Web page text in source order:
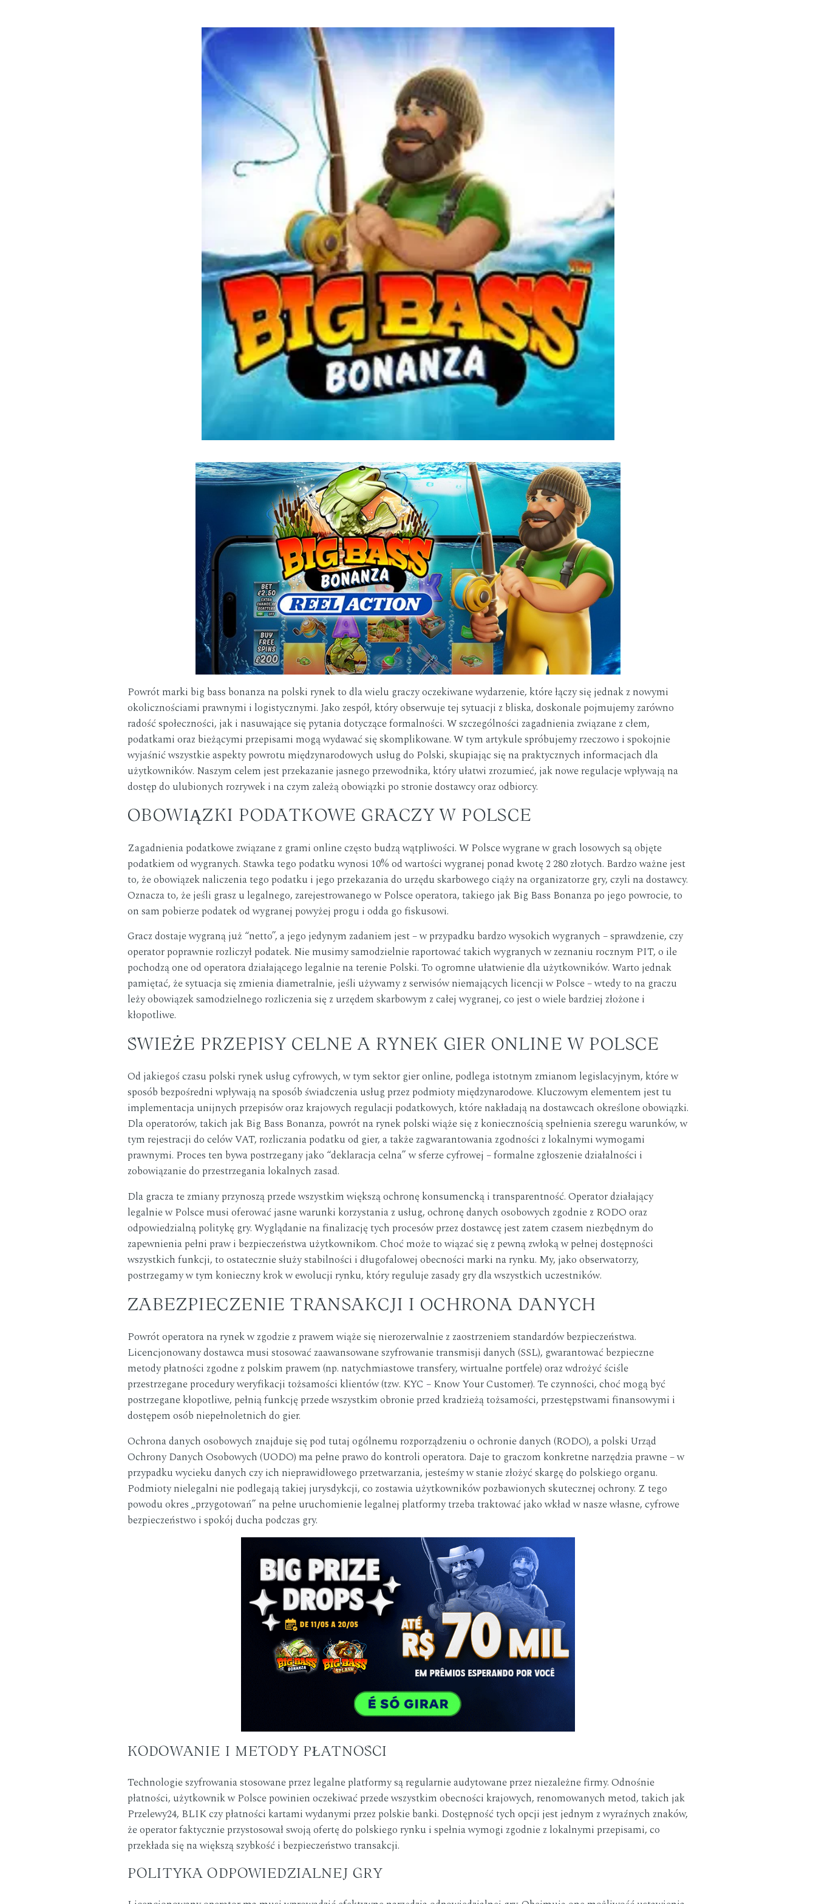
Powrót markibig bass bonanzana polski rynek to dla wielu graczy oczekiwane wydarzenie, które łączy się jednak z nowymi
okolicznościami prawnymi i logistycznymi. Jako zespół, który obserwuje tej sytuacji z bliska, doskonale pojmujemy zarówno
radość społeczności, jak i nasuwające się pytania dotyczące formalności. W szczególności zagadnienia związane z cłem,
podatkami oraz bieżącymi przepisami mogą wydawać się skomplikowane. W tym artykule spróbujemy rzeczowo i spokojnie
wyjaśnić wszystkie aspekty powrotu międzynarodowych usług do Polski, skupiając się na praktycznych informacjach dla
użytkowników. Naszym celem jest przekazanie jasnego przewodnika, który ułatwi zrozumieć, jak nowe regulacje wpływają na
dostęp do ulubionych rozrywek i na czym zależą obowiązki po stronie dostawcy oraz odbiorcy.
OBOWIĄZKI PODATKOWE GRACZY W POLSCE
Zagadnienia podatkowe związane z grami online często budzą wątpliwości. W Polsce wygrane w grach losowych są objęte
podatkiem od wygranych. Stawka tego podatku wynosi 10% od wartości wygranej ponad kwotę 2 280 złotych. Bardzo ważne jest
to, że obowiązek naliczenia tego podatku i jego przekazania do urzędu skarbowego ciąży na organizatorze gry, czyli na dostawcy.
Oznacza to, że jeśli grasz u legalnego, zarejestrowanego w Polsce operatora, takiego jak Big Bass Bonanza po jego powrocie, to
on sam pobierze podatek od wygranej powyżej progu i odda go fiskusowi.
Gracz dostaje wygraną już “netto”, a jego jedynym zadaniem jest – w przypadku bardzo wysokich wygranych – sprawdzenie, czy
operator poprawnie rozliczył podatek. Nie musimy samodzielnie raportować takich wygranych w zeznaniu rocznym PIT, o ile
pochodzą one od operatora działającego legalnie na terenie Polski. To ogromne ułatwienie dla użytkowników. Warto jednak
pamiętać, że sytuacja się zmienia diametralnie, jeśli używamy z serwisów niemających licencji w Polsce – wtedy to na graczu
leży obowiązek samodzielnego rozliczenia się z urzędem skarbowym z całej wygranej, co jest o wiele bardziej złożone i
kłopotliwe.
ŚWIEŻE PRZEPISY CELNE A RYNEK GIER ONLINE W POLSCE
Od jakiegoś czasu polski rynek usług cyfrowych, w tym sektor gier online, podlega istotnym zmianom legislacyjnym, które w
sposób bezpośredni wpływają na sposób świadczenia usług przez podmioty międzynarodowe. Kluczowym elementem jest tu
implementacja unijnych przepisów oraz krajowych regulacji podatkowych, które nakładają na dostawcach określone obowiązki.
Dla operatorów, takich jak Big Bass Bonanza, powrót na rynek polski wiąże się z koniecznością spełnienia szeregu warunków, w
tym rejestracji do celów VAT, rozliczania podatku od gier, a także zagwarantowania zgodności z lokalnymi wymogami
prawnymi. Proces ten bywa postrzegany jako “deklaracja celna” w sferze cyfrowej – formalne zgłoszenie działalności i
zobowiązanie do przestrzegania lokalnych zasad.
Dla gracza te zmiany przynoszą przede wszystkim większą ochronę konsumencką i transparentność. Operator działający
legalnie w Polsce musi oferować jasne warunki korzystania z usług, ochronę danych osobowych zgodnie z RODO oraz
odpowiedzialną politykę gry. Wyglądanie na finalizację tych procesów przez dostawcę jest zatem czasem niezbędnym do
zapewnienia pełni praw i bezpieczeństwa użytkownikom. Choć może to wiązać się z pewną zwłoką w pełnej dostępności
wszystkich funkcji, to ostatecznie służy stabilności i długofalowej obecności marki na rynku. My, jako obserwatorzy,
postrzegamy w tym konieczny krok w ewolucji rynku, który reguluje zasady gry dla wszystkich uczestników.
ZABEZPIECZENIE TRANSAKCJI I OCHRONA DANYCH
Powrót operatora na rynek w zgodzie z prawem wiąże się nierozerwalnie z zaostrzeniem standardów bezpieczeństwa.
Licencjonowany dostawca musi stosować zaawansowane szyfrowanie transmisji danych (SSL), gwarantować bezpieczne
metody płatności zgodne z polskim prawem (np. natychmiastowe transfery, wirtualne portfele) oraz wdrożyć ściśle
przestrzegane procedury weryfikacji tożsamości klientów (tzw. KYC – Know Your Customer). Te czynności, choć mogą być
postrzegane kłopotliwe, pełnią funkcję przede wszystkim obronie przed kradzieżą tożsamości, przestępstwami finansowymi i
dostępem osób niepełnoletnich do gier.
Ochrona danych osobowych znajduje się pod tutaj ogólnemu rozporządzeniu o ochronie danych (RODO), a polski Urząd
Ochrony Danych Osobowych (UODO) ma pełne prawo do kontroli operatora. Daje to graczom konkretne narzędzia prawne – w
przypadku wycieku danych czy ich nieprawidłowego przetwarzania, jesteśmy w stanie złożyć skargę do polskiego organu.
Podmioty nielegalni nie podlegają takiej jurysdykcji, co zostawia użytkowników pozbawionych skutecznej ochrony. Z tego
powodu okres „przygotowań” na pełne uruchomienie legalnej platformy trzeba traktować jako wkład w nasze własne, cyfrowe
bezpieczeństwo i spokój ducha podczas gry.
KODOWANIE I METODY PŁATNOŚCI
Technologie szyfrowania stosowane przez legalne platformy są regularnie audytowane przez niezależne firmy. Odnośnie
płatności, użytkownik w Polsce powinien oczekiwać przede wszystkim obecności krajowych, renomowanych metod, takich jak
Przelewy24, BLIK czy płatności kartami wydanymi przez polskie banki. Dostępność tych opcji jest jednym z wyraźnych znaków,
że operator faktycznie przystosował swoją ofertę do polskiego rynku i spełnia wymogi zgodnie z lokalnymi przepisami, co
przekłada się na większą szybkość i bezpieczeństwo transakcji.
POLITYKA ODPOWIEDZIALNEJ GRY